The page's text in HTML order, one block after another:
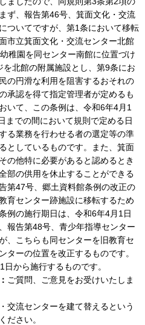
ず、報告第46号、箕面文化・交流
ついてですが、第1条において移転
市立箕面文化・交流センター北館
稚園を同センター南館に位置づけ
北館の附属施設とし、第9条にお
の円滑な利用を阻害するおそれの
承認を得て指定管理者が定めるも
いて、この条例は、令和6年4月1
までの間において規則で定める日
る業務を行わせる者の選定等の準
としているものです。また、箕面
の他特に必要があると認めるとき
部の供用を休止することができる
第47号、郷土資料館条例の改正の
育センター跡施設に移転するため
例の施行期日は、令和6年4月1日
報告第48号、青少年指導センター
、こちらも同センターを旧教育セ
ターの位置を改正するものです。
から施行するものです。
ご質問、ご意見をお受けいたしま
交流センターを建て替えるという
ださい。